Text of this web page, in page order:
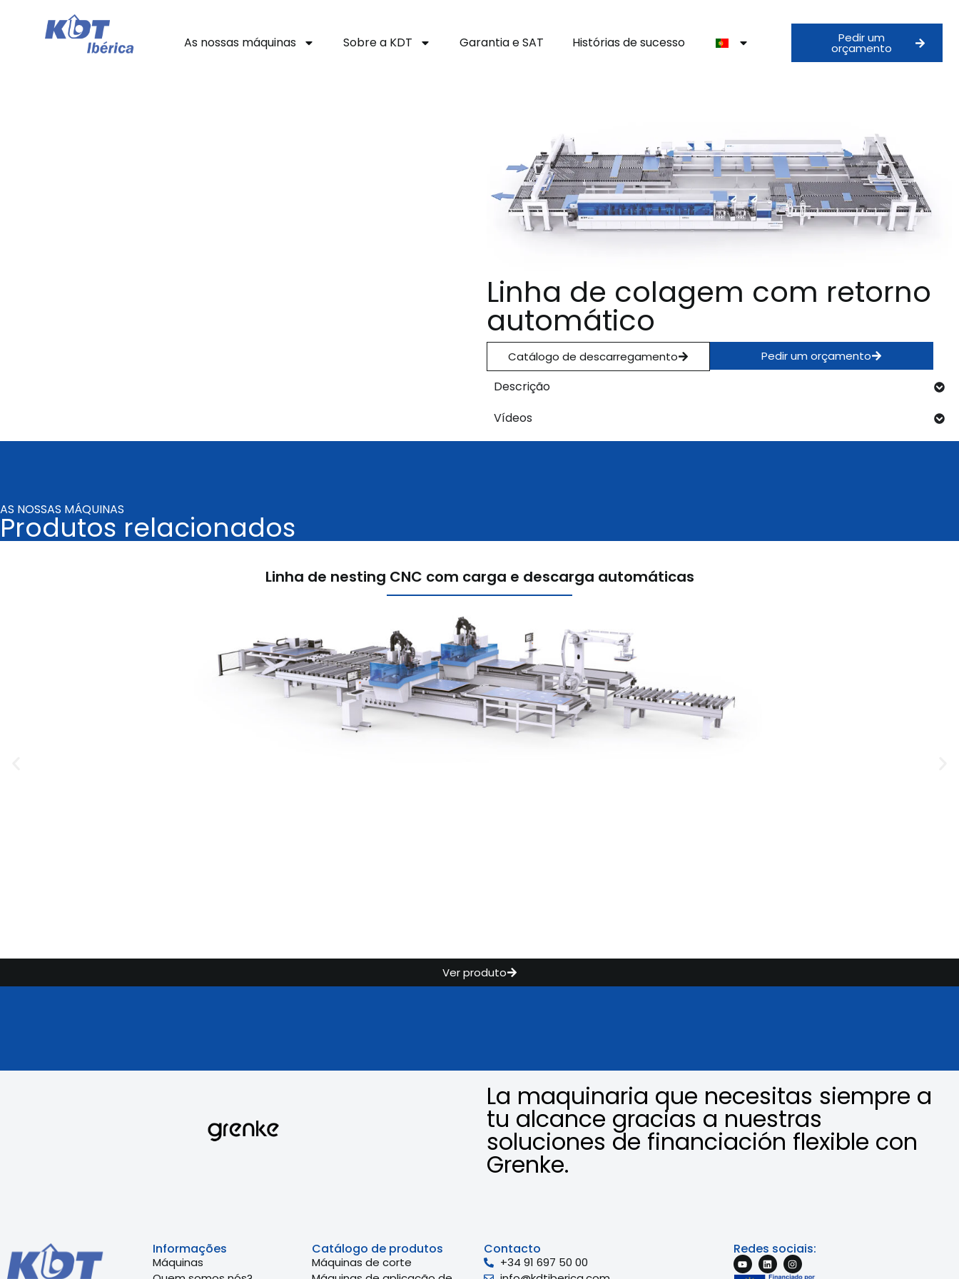
As nossas máquinas Sobre a KDT Garantia e SAT Histórias de sucesso Pedir um
orçamento
Linha de colagem com retorno
automático
Catálogo de descarregamento Pedir um orçamento
Descrição
Vídeos
AS NOSSAS MÁQUINAS
Produtos relacionados
Linha de nesting CNC com carga e descarga automáticas
Ver produto
La maquinaria que necesitas siempre a
tu alcance gracias a nuestras
soluciones de financiación flexible con
Grenke.
Informações
Máquinas
Catálogo de produtos
Máquinas de corte
Contacto
+34 91 697 50 00
Redes sociais: